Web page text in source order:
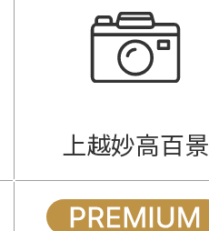
上越妙高百景